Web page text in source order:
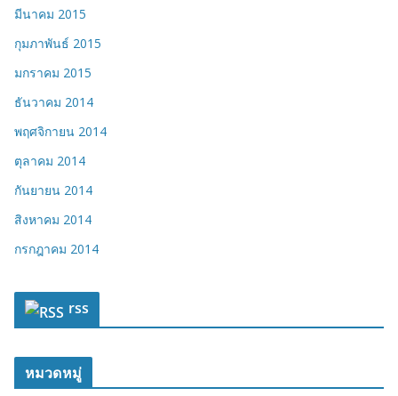
มีนาคม 2015
กุมภาพันธ์ 2015
มกราคม 2015
ธันวาคม 2014
พฤศจิกายน 2014
ตุลาคม 2014
กันยายน 2014
สิงหาคม 2014
กรกฎาคม 2014
rss
หมวดหมู่